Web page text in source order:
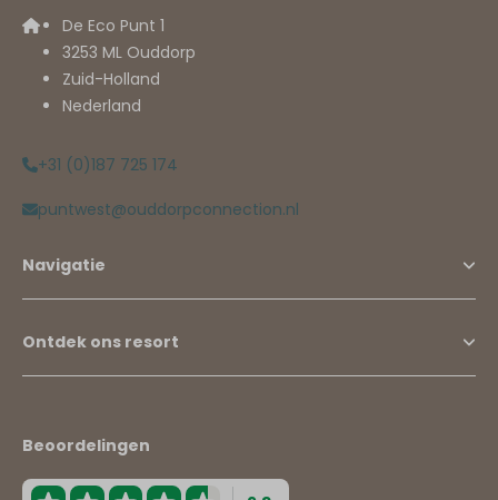
De Eco Punt 1
3253 ML Ouddorp
Zuid-Holland
Nederland
+31 (0)187 725 174
puntwest@ouddorpconnection.nl
Navigatie
Ontdek ons resort
Beoordelingen